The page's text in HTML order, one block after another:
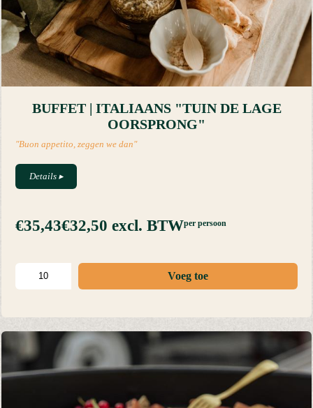
BUFFET | ITALIAANS "TUIN DE LAGE
OORSPRONG"
"Buon appetito, zeggen we dan"
Details ▸
€35,43€32,50 excl. BTWper persoon
Voeg toe